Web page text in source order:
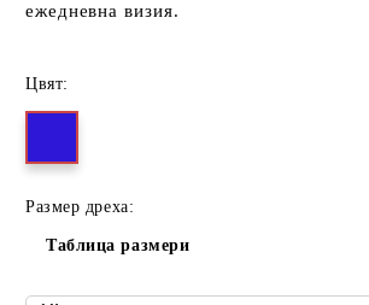
ежедневна визия.
Цвят:
Размер дреха:
Таблица размери